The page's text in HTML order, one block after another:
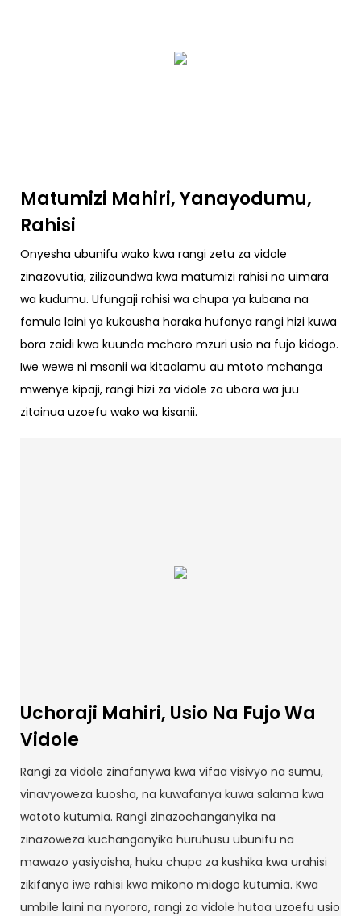
Matumizi Mahiri, Yanayodumu,
Rahisi
Onyesha ubunifu wako kwa rangi zetu za vidole
zinazovutia, zilizoundwa kwa matumizi rahisi na uimara
wa kudumu. Ufungaji rahisi wa chupa ya kubana na
fomula laini ya kukausha haraka hufanya rangi hizi kuwa
bora zaidi kwa kuunda mchoro mzuri usio na fujo kidogo.
Iwe wewe ni msanii wa kitaalamu au mtoto mchanga
mwenye kipaji, rangi hizi za vidole za ubora wa juu
zitainua uzoefu wako wa kisanii.
Uchoraji Mahiri, Usio Na Fujo Wa
Vidole
Rangi za vidole zinafanywa kwa vifaa visivyo na sumu,
vinavyoweza kuosha, na kuwafanya kuwa salama kwa
watoto kutumia. Rangi zinazochanganyika na
zinazoweza kuchanganyika huruhusu ubunifu na
mawazo yasiyoisha, huku chupa za kushika kwa urahisi
zikifanya iwe rahisi kwa mikono midogo kutumia. Kwa
umbile laini na nyororo, rangi za vidole hutoa uzoefu usio